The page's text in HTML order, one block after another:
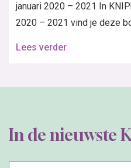
januari 2020 – 2021 In
2020 – 2021 vind je deze
Lees verder
In de nieuwste